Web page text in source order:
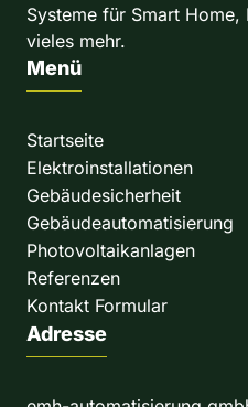
Systeme für Smart
vieles mehr.
Menü
Startseite
Elektroinstallationen
Gebäudesicherheit
Gebäudeautomatisierung
Photovoltaikanlagen
Referenzen
Kontakt Formular
Adresse